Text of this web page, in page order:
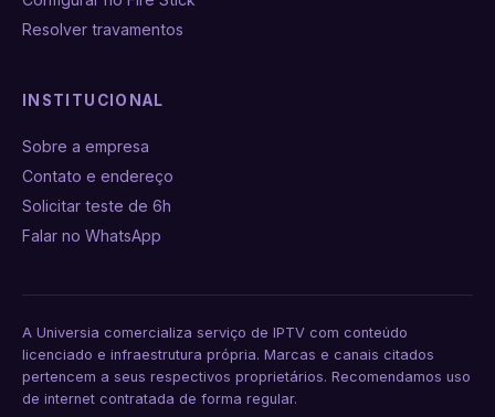
Resolver travamentos
INSTITUCIONAL
Sobre a empresa
Contato e endereço
Solicitar teste de 6h
Falar no WhatsApp
A Universia comercializa serviço de IPTV com conteúdo
licenciado e infraestrutura própria. Marcas e canais citados
pertencem a seus respectivos proprietários. Recomendamos uso
de internet contratada de forma regular.